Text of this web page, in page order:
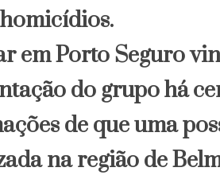
em Porto Seguro
do grupo há
de que uma
na região de